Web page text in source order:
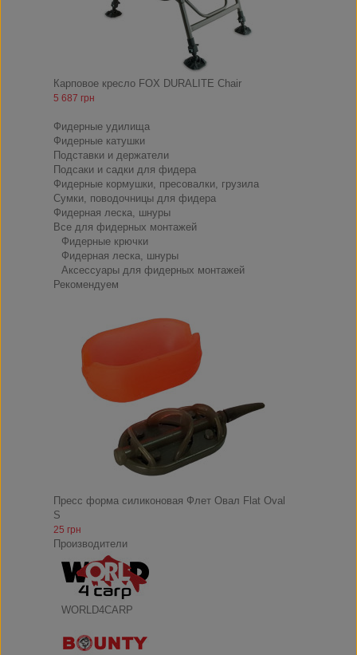
Карповое кресло FOX DURALITE Chair
5 687 грн
Фидерные удилища
Фидерные катушки
Подставки и держатели
Подсаки и садки для фидера
Фидерные кормушки, пресовалки, грузила
Сумки, поводочницы для фидера
Фидерная леска, шнуры
Все для фидерных монтажей
Фидерные крючки
Фидерная леска, шнуры
Аксессуары для фидерных монтажей
Рекомендуем
Пресс форма силиконовая Флет Овал Flat Oval
S
25 грн
Производители
WORLD4CARP